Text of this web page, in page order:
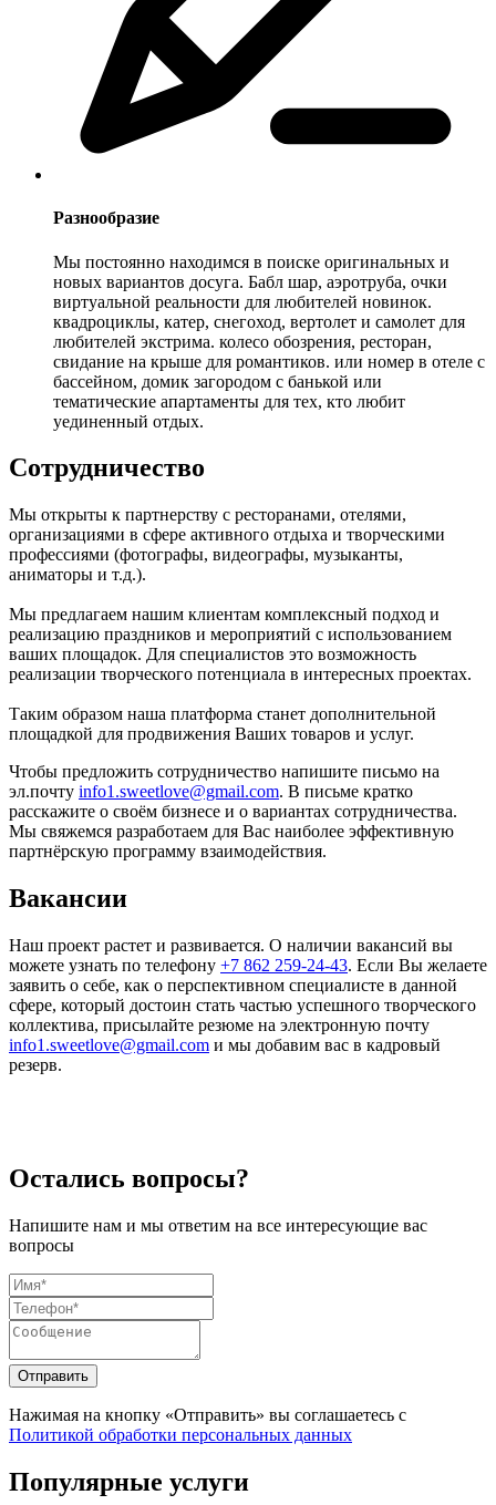
Разнообразие
Мы постоянно находимся в поиске оригинальных и
новых вариантов досуга. Бабл шар, аэротруба, очки
виртуальной реальности для любителей новинок.
квадроциклы, катер, снегоход, вертолет и самолет для
любителей экстрима. колесо обозрения, ресторан,
свидание на крыше для романтиков. или номер в отеле с
бассейном, домик загородом с банькой или
тематические апартаменты для тех, кто любит
уединенный отдых.
Сотрудничество
Мы открыты к партнерству с ресторанами, отелями,
организациями в сфере активного отдыха и творческими
профессиями (фотографы, видеографы, музыканты,
аниматоры и т.д.).
Мы предлагаем нашим клиентам комплексный подход и
реализацию праздников и мероприятий с использованием
ваших площадок. Для специалистов это возможность
реализации творческого потенциала в интересных проектах.
Таким образом наша платформа станет дополнительной
площадкой для продвижения Ваших товаров и услуг.
Чтобы предложить сотрудничество напишите письмо на
эл.почту info1.sweetlove@gmail.com. В письме кратко
расскажите о своём бизнесе и о вариантах сотрудничества.
Мы свяжемся разработаем для Вас наиболее эффективную
партнёрскую программу взаимодействия.
Вакансии
Наш проект растет и развивается. О наличии вакансий вы
можете узнать по телефону +7 862 259-24-43. Если Вы желаете
заявить о себе, как о перспективном специалисте в данной
сфере, который достоин стать частью успешного творческого
коллектива, присылайте резюме на электронную почту
info1.sweetlove@gmail.com и мы добавим вас в кадровый
резерв.
Остались вопросы?
Напишите нам и мы ответим на все интересующие вас
вопросы
Отправить
Нажимая на кнопку «Отправить» вы соглашаетесь с
Политикой обработки персональных данных
Популярные услуги